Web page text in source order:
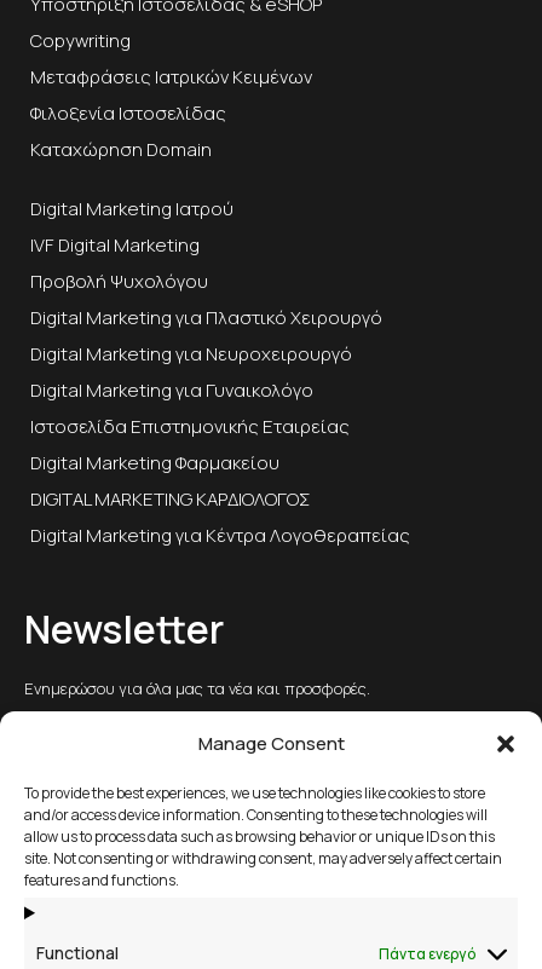
Manage Consent
To provide the best experiences, we use technologies like cookies to store
and/or access device information. Consenting to these technologies will
allow us to process data such as browsing behavior or unique IDs on this
site. Not consenting or withdrawing consent, may adversely affect certain
features and functions.
Functional Πάντα ενεργό
Copywriting
Μεταφράσεις Ιατρικών Κειμένων
Φιλοξενία Ιστοσελίδας
Καταχώρηση Domain
Digital Marketing Ιατρού
IVF Digital Marketing
Προβολή Ψυχολόγου
Digital Marketing για Πλαστικό Χειρουργό
Digital Marketing για Νευροχειρουργό
Digital Marketing για Γυναικολόγο
Ιστοσελίδα Επιστημονικής Εταιρείας
Digital Marketing Φαρμακείου
DIGITAL MARKETING ΚΑΡΔΙΟΛΟΓΟΣ
Digital Marketing για Κέντρα Λογοθεραπείας
Newsletter
Ενημερώσου για όλα μας τα νέα και προσφορές.
αποστολή
2109658356